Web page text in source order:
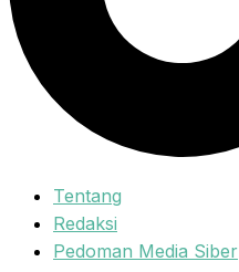
Tentang
Redaksi
Pedoman Media Siber